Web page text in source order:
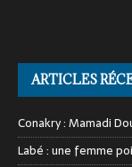
ARTICLES
Conakry : Mamadi
Labé : une femme